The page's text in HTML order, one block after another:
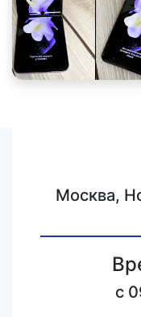
Москва,
c